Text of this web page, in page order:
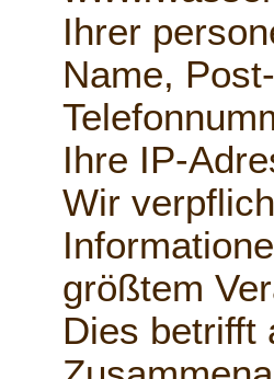
Ihrer
Name,
Ihre IP-
Wir
größtem
Dies betrifft